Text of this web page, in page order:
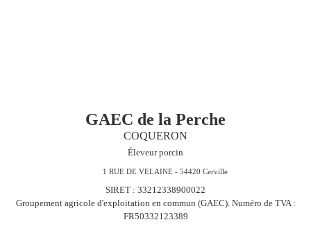
GAEC de la Perche
COQUERON
Éleveur porcin
1 RUE DE VELAINE - 54420 Cerville
SIRET : 33212338900022
Groupement agricole d'exploitation en commun (GAEC). Numéro de TVA :
FR50332123389